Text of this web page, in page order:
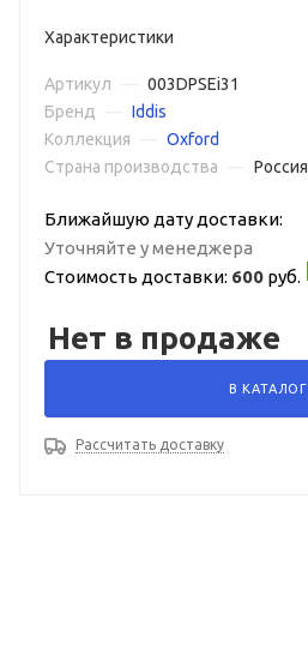
Характеристики
Артикул
003DPSEi31
Бренд
Iddis
Коллекция
Oxford
Страна производства
Россия
Ближайшую дату доставки:
Уточняйте у менеджера
Стоимость доставки: 600 руб.
Нет в продаже
В КАТАЛОГ
Рассчитать доставку